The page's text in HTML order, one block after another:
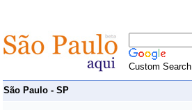
Custom Search
São Paulo - SP